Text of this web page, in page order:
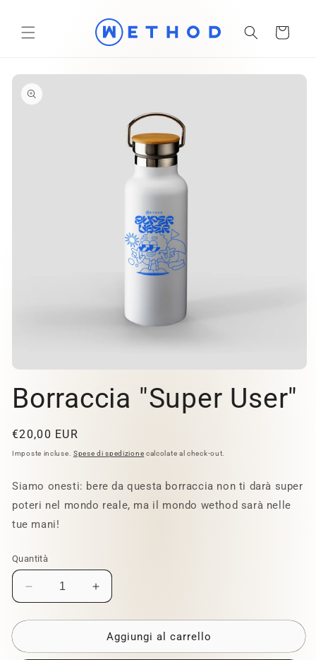
ai contenuti
Carrello
Passa alle
informazioni
sul prodotto
multimediali
1
finestra
modale
Borraccia "Super User"
Prezzo
di
€20,00 EUR
Imposte incluse. Spese di spedizione calcolate al check-out.
Siamo onesti: bere da questa borraccia non ti darà super
poteri nel mondo reale, ma il mondo wethod sarà nelle
tue mani!
Quantità
Diminuisci
quantità
per
&quot;Super
Aumenta
quantità
per
Borraccia
&quot;Super
Aggiungi al carrello